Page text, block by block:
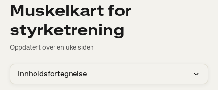
Muskelkart for
styrketrening
Oppdatert over en uke siden
Innholdsfortegnelse